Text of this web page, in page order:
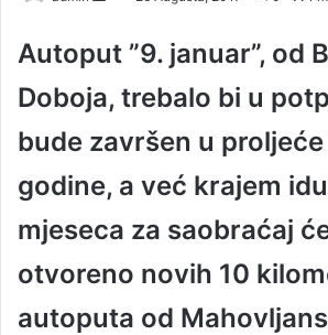
n
a
e
i
Autoput ”9. januar”, od
Doboja, trebalo bi u
bude završen u
godine, a već krajem
mjeseca za saobraćaj
otvoreno novih 10
autoputa od